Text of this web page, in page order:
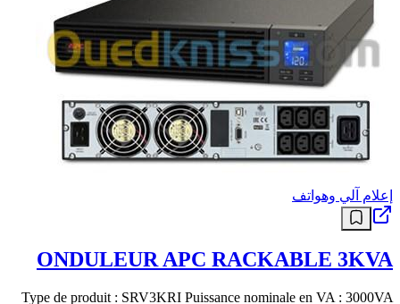
إعلام آلي وهواتف
ONDULEUR APC RACKABLE 3KVA
Type de produit : SRV3KRI Puissance nominale en VA : 3000VA